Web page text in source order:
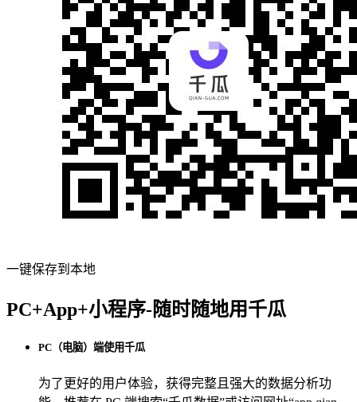
一键保存到本地
PC+App+小程序-随时随地用千瓜
PC（电脑）端使用千瓜
为了更好的用户体验，获得完整且强大的数据分析功